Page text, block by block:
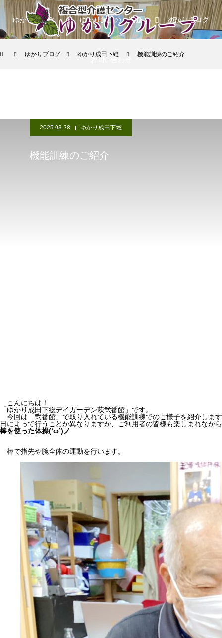
ゆかりの理念 ゆかり施設のご紹介 ゆかりブログ
お問い合わせ
ゆかりブログ ゆかり成田下総 機能訓練のご紹介
2025.03.28 ゆかり成田下総
機能訓練のご紹介
こんにちは！
「ゆかり成田下総デイガーデン萩弐番館」です。
今回は「弐番館」で取り入れている機能訓練でのご様子を紹介しま
日によって行うことが異なりますが、ご利用者の皆様も楽しまれなが
棒を使った体操(‘ω’)ノ
棒で指先や腕全体の運動を行います。